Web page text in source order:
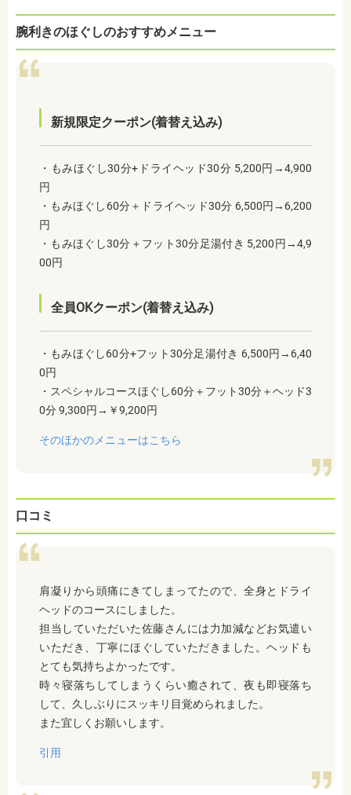
腕利きのほぐしのおすすめメニュー
新規限定クーポン(着替え込み)
・もみほぐし30分+ドライヘッド30分 5,200円→4,900
円
・もみほぐし60分＋ドライヘッド30分 6,500円→6,200
円
・もみほぐし30分＋フット30分足湯付き 5,200円→4,9
00円
全員OKクーポン(着替え込み)
・もみほぐし60分+フット30分足湯付き 6,500円→6,40
0円
・スペシャルコースほぐし60分＋フット30分＋ヘッド3
0分 9,300円→￥9,200円
そのほかのメニューはこちら
口コミ
肩凝りから頭痛にきてしまってたので、全身とドライ
ヘッドのコースにしました。
担当していただいた佐藤さんには力加減などお気遣い
いただき、丁寧にほぐしていただきました。ヘッドも
とても気持ちよかったです。
時々寝落ちしてしまうくらい癒されて、夜も即寝落ち
して、久しぶりにスッキリ目覚められました。
また宜しくお願いします。
引用